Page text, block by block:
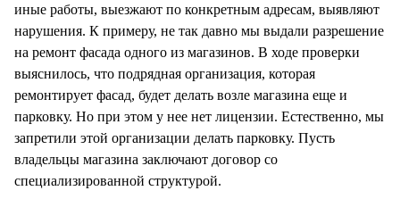
иные работы, выезжают по конкретным адресам, выявляют
нарушения. К примеру, не так давно мы выдали разрешение
на ремонт фасада одного из магазинов. В ходе проверки
выяснилось, что подрядная организация, которая
ремонтирует фасад, будет делать возле магазина еще и
парковку. Но при этом у нее нет лицензии. Естественно, мы
запретили этой организации делать парковку. Пусть
владельцы магазина заключают договор со
специализированной структурой.